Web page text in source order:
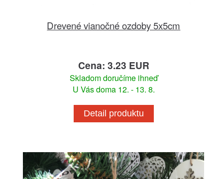
Drevené vianočné ozdoby 5x5cm
Cena: 3.23 EUR
Skladom doručíme ihneď
U Vás doma 12. - 13. 8.
Detail produktu